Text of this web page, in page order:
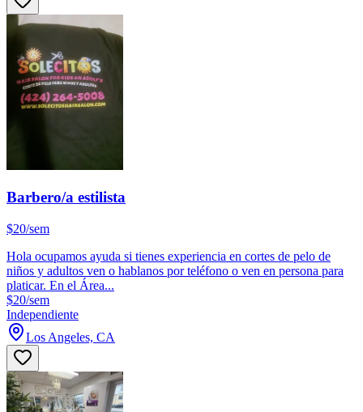
Barbero/a estilista
$20/sem
Hola ocupamos ayuda si tienes experiencia en cortes de pelo de
niños y adultos ven o hablanos por teléfono o ven en persona para
platicar. En el Área...
$20/sem
Independiente
Los Angeles, CA